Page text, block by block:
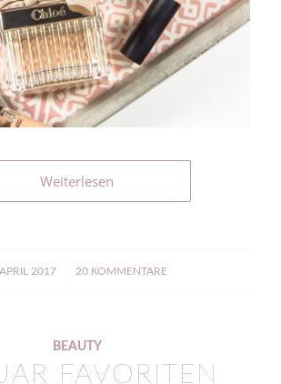
Weiterlesen
2017
/ 20 KOMMENTARE
BEAUTY
FAVORITEN